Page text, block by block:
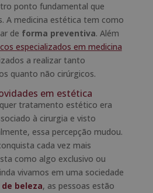
ponto fundamental que
A medicina estética tem como
de forma preventiva. Além
especializados em medicina
a realizar tanto
quanto não cirúrgicos.
em estética
tratamento estético era
à cirurgia e visto
essa percepção mudou.
cada vez mais
como algo exclusivo ou
vivamos em uma sociedade
beleza, as pessoas estão